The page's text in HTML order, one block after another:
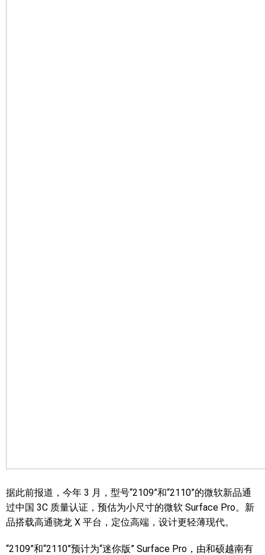
据此前报道，今年 3 月，型号“2109”和“2110”的微软新品通
过中国 3C 质量认证，预估为小尺寸的微软 Surface Pro。新
品搭载高通骁龙 X 平台，定位高端，设计更轻薄现代。
“2109”和“2110”预计为“迷你版” Surface Pro，由和硕越南有